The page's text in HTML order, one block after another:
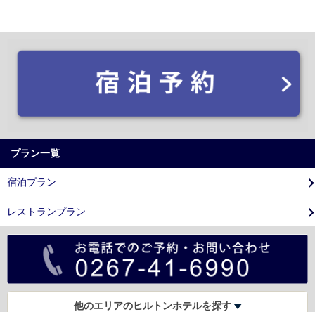
プラン一覧
宿泊プラン
レストランプラン
他のエリアのヒルトンホテルを探す